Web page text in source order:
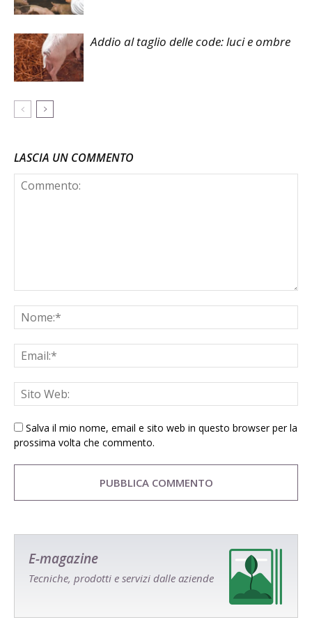
Addio al taglio delle code: luci e ombre
LASCIA UN COMMENTO
Salva il mio nome, email e sito web in questo browser per la
prossima volta che commento.
E-magazine
Tecniche, prodotti e servizi dalle aziende